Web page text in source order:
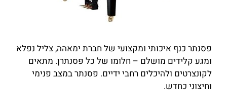
פסנתר כנף איכותי ומקצועי של חברת ימאהה, צליל נפלא
ומגע קלידים מושלם – חלומו של כל פסנתרן. מתאים
לקונצרטים ולהיכלים רחבי ידיים. פסנתר במצב פנימי
וחיצוני כחדש.